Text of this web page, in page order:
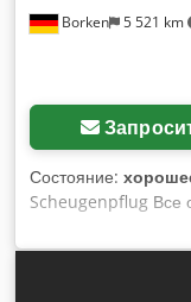
Borken 5 521 km
Состояние:
Scheugenpflug Все
состоянии. Тип:
полного
выгрузки.